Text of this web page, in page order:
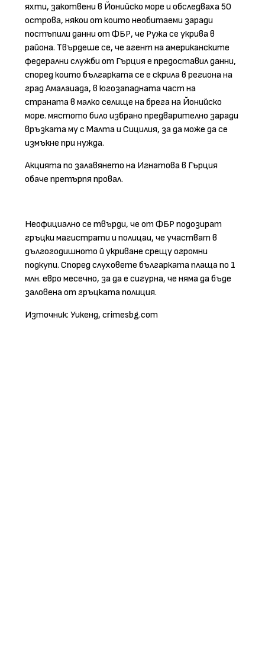
яхти, закотвени в Йонийско море и обследваха 50
острова, някои от които необитаеми заради
постъпили данни от ФБР, че Ружа се укрива в
района. Твърдеше се, че агент на американските
федерални служби от Гърция е предоставил данни,
според които българката се е скрила в региона на
град Амалаиада, в югозападната част на
страната в малко селище на брега на Йонийско
море. мястото било избрано предварително заради
връзката му с Малта и Сицилия, за да може да се
измъкне при нужда.
Акцията по залавянето на Игнатова в Гърция
обаче претърпя провал.
Неофициално се твърди, че от ФБР подозират
гръцки магистрати и полицаи, че участват в
дългогодишното й укриване срещу огромни
подкупи. Според слуховете българката плаща по 1
млн. евро месечно, за да е сигурна, че няма да бъде
заловена от гръцката полиция.
Източник: Уикенд, crimesbg.com